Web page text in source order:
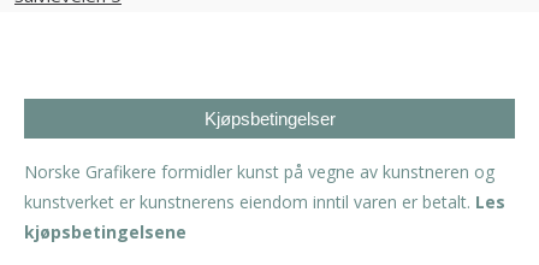
Kjøpsbetingelser
Norske Grafikere formidler kunst på vegne av kunstneren og
kunstverket er kunstnerens eiendom inntil varen er betalt. Les
kjøpsbetingelsene